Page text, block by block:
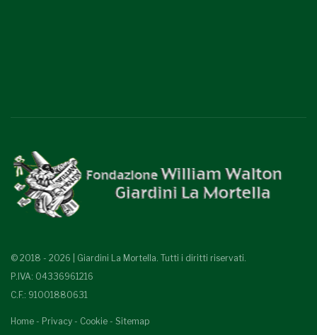
© 2018 - 2026 | Giardini La Mortella. Tutti i diritti riservati.
P.IVA: 04336961216
C.F.: 91001880631
Home - Privacy - Cookie - Sitemap